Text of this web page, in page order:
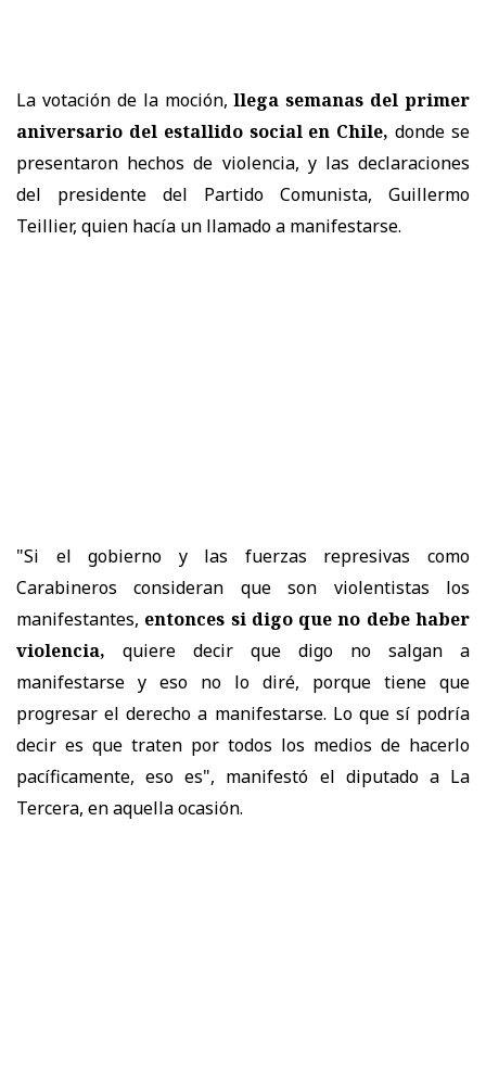
La votación de la moción, llega semanas del primer
aniversario del estallido social en Chile, donde se
presentaron hechos de violencia, y las declaraciones
del presidente del Partido Comunista, Guillermo
Teillier, quien hacía un llamado a manifestarse.
"Si el gobierno y las fuerzas represivas como
Carabineros consideran que son violentistas los
manifestantes, entonces si digo que no debe haber
violencia, quiere decir que digo no salgan a
manifestarse y eso no lo diré, porque tiene que
progresar el derecho a manifestarse. Lo que sí podría
decir es que traten por todos los medios de hacerlo
pacíficamente, eso es", manifestó el diputado a La
Tercera, en aquella ocasión.